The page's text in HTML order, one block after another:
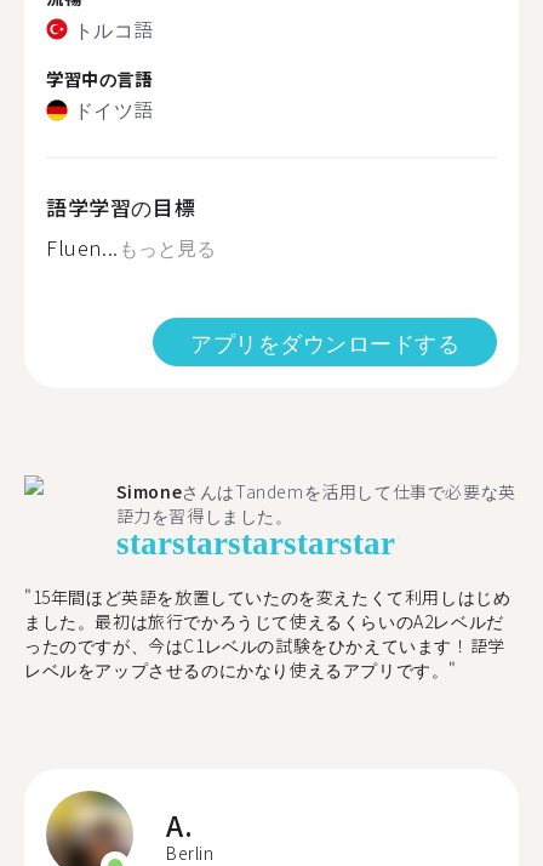
トルコ語
学習中の言語
ドイツ語
語学学習の目標
Fluen... もっと見る
アプリをダウンロードする
SimoneさんはTandemを活用して仕事で必要な英
語力を習得しました。
starstarstarstarstar
"15年間ほど英語を放置していたのを変えたくて利用しはじめ
ました。最初は旅行でかろうじて使えるくらいのA2レベルだ
ったのですが、今はC1レベルの試験をひかえています！語学
レベルをアップさせるのにかなり使えるアプリです。"
A.
Berlin